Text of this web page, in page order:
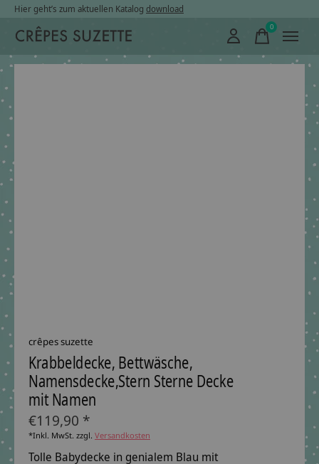
Hier geht’s zum aktuellen Katalog download
0items
crêpes suzette
Krabbeldecke, Bettwäsche,
Namensdecke,Stern Sterne Decke
mit Namen
€119,90 *
*Inkl. MwSt. zzgl. Versandkosten
Tolle Babydecke in genialem Blau mit